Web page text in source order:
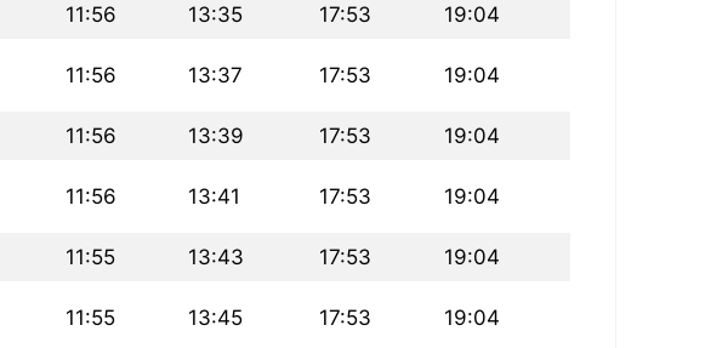
11:56 13:35 17:53 19:04
11:56 13:37 17:53 19:04
11:56 13:39 17:53 19:04
11:56 13:41 17:53 19:04
11:55 13:43 17:53 19:04
11:55 13:45 17:53 19:04